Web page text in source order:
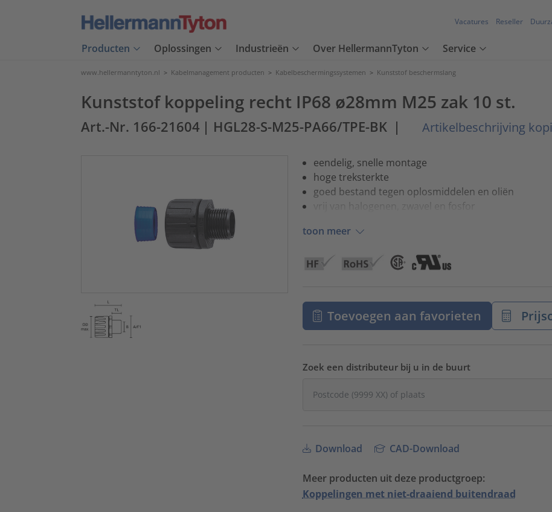
Vacatures Reseller
Producten Oplossingen Industrieën Over HellermannTyton Service
www.hellermanntyton.nl > Kabelmanagement producten > Kabelbeschermingssystemen > Kunststof beschermslang
Kunststof koppeling recht IP68 ø28mm M25 zak 10 st.
Art.-Nr. 166-21604 | HGL28-S-M25-PA66/TPE-BK | Artikelbeschrijving
eendelig, snelle montage
hoge treksterkte
goed bestand tegen oplosmiddelen en oliën
vrij van halogenen, zwavel en fosfor
toon meer
Toevoegen aan favorieten
Zoek een distributeur bij u in de buurt
Download CAD-Download
Meer producten uit deze productgroep:
Koppelingen met niet-draaiend buitendraad